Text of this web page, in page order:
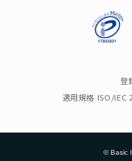
登
適用規格 ISO/IEC
© Basic